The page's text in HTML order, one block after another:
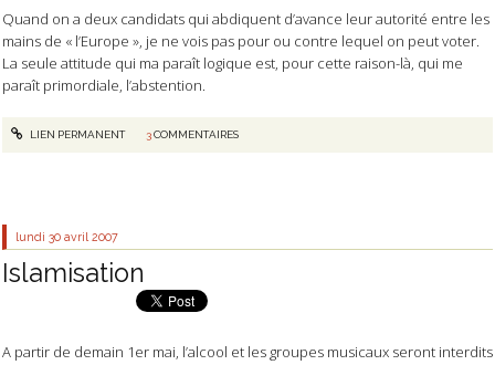
Quand on a deux candidats qui abdiquent d’avance leur autorité entre les
mains de « l’Europe », je ne vois pas pour ou contre lequel on peut voter.
La seule attitude qui ma paraît logique est, pour cette raison-là, qui me
paraît primordiale, l’abstention.
LIEN PERMANENT 3COMMENTAIRES
lundi 30 avril 2007
Islamisation
A partir de demain 1er mai, l’alcool et les groupes musicaux seront interdits